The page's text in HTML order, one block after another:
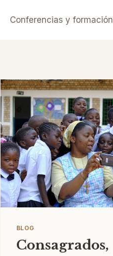
Conferencias y formación
BLOG
Consagrados,